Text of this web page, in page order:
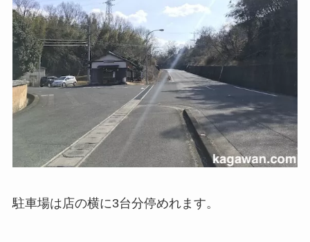
駐車場は店の横に3台分停めれます。